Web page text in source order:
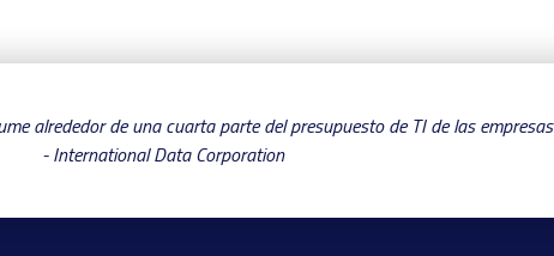
alrededor de una cuarta parte del presupuesto de TI de las empresas
- International Data Corporation